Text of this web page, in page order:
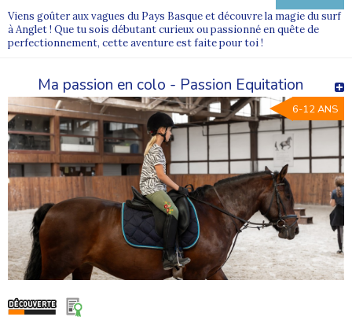
Viens goûter aux vagues du Pays Basque et découvre la magie du surf
à Anglet ! Que tu sois débutant curieux ou passionné en quête de
perfectionnement, cette aventure est faite pour toi !
Ma passion en colo - Passion Equitation
6-12 ANS